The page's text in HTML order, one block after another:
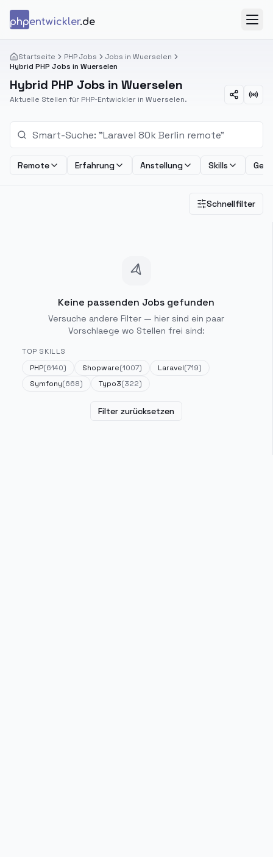
phpentwickler.de
Startseite PHP Jobs
Jobs in Wuerselen
Hybrid PHP Jobs in Wuerselen
Hybrid PHP Jobs in Wuerselen
Aktuelle Stellen für PHP-Entwickler in Wuerselen.
Remote Erfahrung Anstellung Skills
Schnellfilter
Keine passenden Jobs gefunden
Versuche andere Filter — hier sind ein paar
Vorschlaege wo Stellen frei sind:
TOP SKILLS
PHP(6140) Shopware(1007) Laravel(719)
Symfony(668) Typo3(322)
Filter zurücksetzen